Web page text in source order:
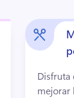
Disfruta
mejorar